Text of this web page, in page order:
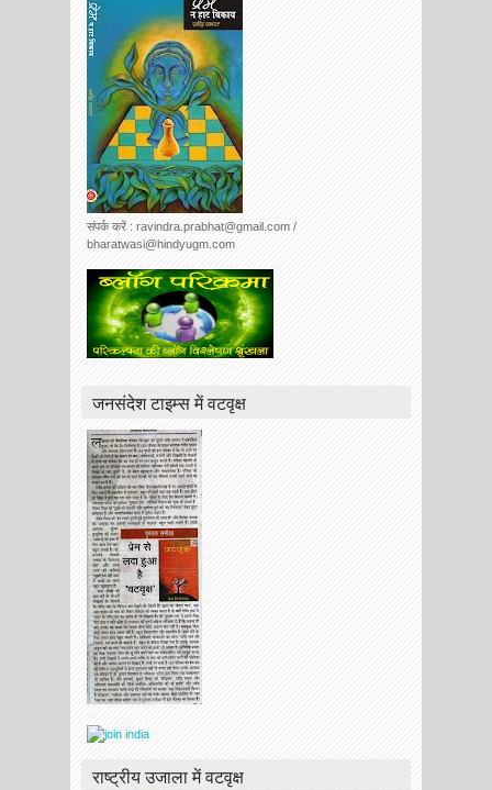
संपर्क करें : ravindra.prabhat@gmail.com /
bharatwasi@hindyugm.com
जनसंदेश टाइम्स में वटवृक्ष
राष्ट्रीय उजाला में वटवृक्ष